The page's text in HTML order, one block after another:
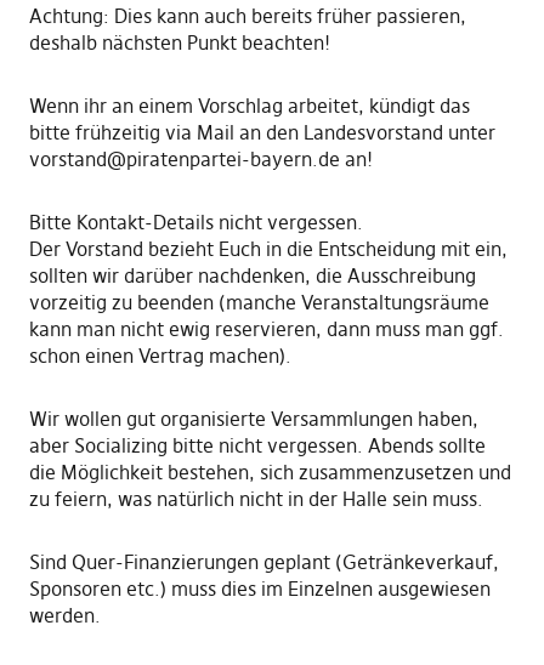
Achtung: Dies kann auch bereits früher passieren,
deshalb nächsten Punkt beachten!
Wenn ihr an einem Vorschlag arbeitet, kündigt das
bitte frühzeitig via Mail an den Landesvorstand unter
vorstand@piratenpartei-bayern.de an!
Bitte Kontakt-Details nicht vergessen.
Der Vorstand bezieht Euch in die Entscheidung mit ein,
sollten wir darüber nachdenken, die Ausschreibung
vorzeitig zu beenden (manche Veranstaltungsräume
kann man nicht ewig reservieren, dann muss man ggf.
schon einen Vertrag machen).
Wir wollen gut organisierte Versammlungen haben,
aber Socializing bitte nicht vergessen. Abends sollte
die Möglichkeit bestehen, sich zusammenzusetzen und
zu feiern, was natürlich nicht in der Halle sein muss.
Sind Quer-Finanzierungen geplant (Getränkeverkauf,
Sponsoren etc.) muss dies im Einzelnen ausgewiesen
werden.